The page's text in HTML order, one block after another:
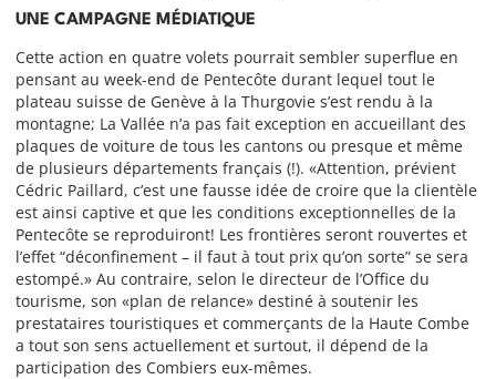
UNE CAMPAGNE MÉDIATIQUE
Cette action en quatre volets pourrait sembler superflue en
pensant au week-end de Pentecôte durant lequel tout le
plateau suisse de Genève à la Thurgovie s’est rendu à la
montagne; La Vallée n’a pas fait exception en accueillant des
plaques de voiture de tous les cantons ou presque et même
de plusieurs départements français (!). «Attention, prévient
Cédric Paillard, c’est une fausse idée de croire que la clientèle
est ainsi captive et que les conditions exceptionnelles de la
Pentecôte se reproduiront! Les frontières seront rouvertes et
l’effet “déconfinement – il faut à tout prix qu’on sorte” se sera
estompé.» Au contraire, selon le directeur de l’Office du
tourisme, son «plan de relance» destiné à soutenir les
prestataires touristiques et commerçants de la Haute Combe
a tout son sens actuellement et surtout, il dépend de la
participation des Combiers eux-mêmes.